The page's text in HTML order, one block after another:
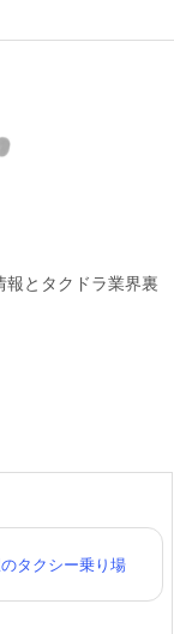
とタクドラ業界裏
タクシー乗り場